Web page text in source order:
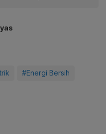
#Energi Bersih